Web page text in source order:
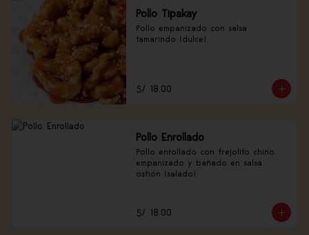
Pollo Tipakay
Pollo empanizado con salsa
tamarindo (dulce).
S/ 18.00
Pollo Enrollado
Pollo enrollado con frejolito chino,
empanizado y bañado en salsa
ostión (salado).
S/ 18.00